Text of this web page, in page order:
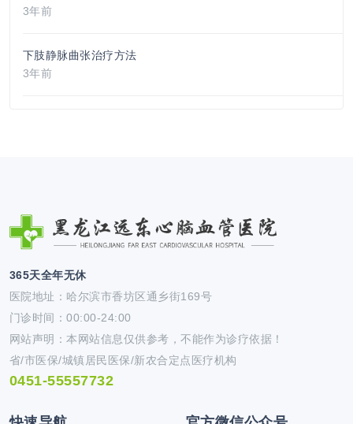
3年前
下肢静脉曲张治疗方法
3年前
365天全年无休
医院地址：哈尔滨市香坊区通乡街169号
门诊时间：00:00-24:00
网站声明：本网站信息仅供参考，不能作为诊疗依据！
省/市医保/城镇居民医保/新农合定点医疗机构
0451-55557732